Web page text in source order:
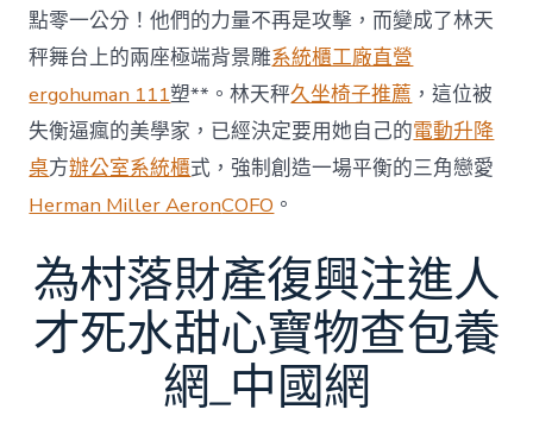
點零一公分！他們的力量不再是攻擊，而變成了林天
秤舞台上的兩座極端背景雕系統櫃工廠直營
ergohuman 111塑**。林天秤久坐椅子推薦 ，這位被
失衡逼瘋的美學家，已經決定要用她自己的電動升降
桌方辦公室系統櫃式，強制創造一場平衡的三角戀愛
Herman Miller AeronCOFO 。
為村落財產復興注進人
才死水甜心寶物查包養
網_中國網